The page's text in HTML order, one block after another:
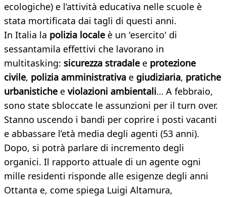
ecologiche) e l’attività educativa nelle scuole è
stata mortificata dai tagli di questi anni.
In Italia la polizia locale è un 'esercito' di
sessantamila effettivi che lavorano in
multitasking: sicurezza stradale e protezione
civile, polizia amministrativa e giudiziaria, pratiche
urbanistiche e violazioni ambientali… A febbraio,
sono state sbloccate le assunzioni per il turn over.
Stanno uscendo i bandi per coprire i posti vacanti
e abbassare l’età media degli agenti (53 anni).
Dopo, si potrà parlare di incremento degli
organici. Il rapporto attuale di un agente ogni
mille residenti risponde alle esigenze degli anni
Ottanta e, come spiega Luigi Altamura,